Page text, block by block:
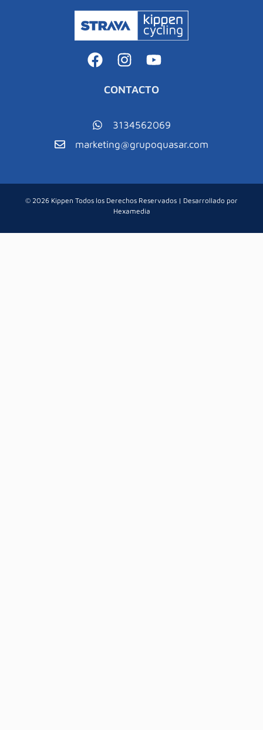
CONTACTO
3134562069
marketing@grupoquasar.com
© 2026 Kippen Todos los Derechos Reservados | Desarrollado por
Hexamedia